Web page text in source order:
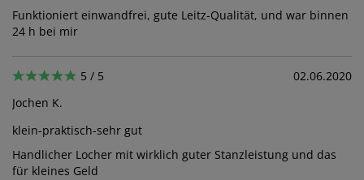
Funktioniert einwandfrei, gute Leitz-Qualität, und war binnen
24 h bei mir
5 / 5
Jochen K.
klein-praktisch-sehr gut
Handlicher Locher mit wirklich guter Stanzleistung und das
für kleines Geld
02.06.2020